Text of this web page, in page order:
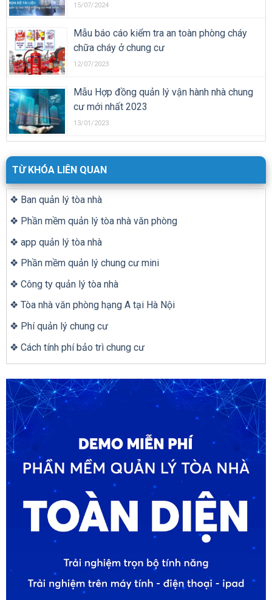
15/07/2024
Mẫu báo cáo kiểm tra an toàn phòng cháy
chữa cháy ở chung cư
12/07/2023
Mẫu Hợp đồng quản lý vận hành nhà chung
cư mới nhất 2023
13/01/2023
TỪ KHÓA LIÊN QUAN
❖ Ban quản lý tòa nhà
❖ Phần mềm quản lý tòa nhà văn phòng
❖ app quản lý tòa nhà
❖ Phần mềm quản lý chung cư mini
❖ Công ty quản lý tòa nhà
❖ Tòa nhà văn phòng hạng A tại Hà Nội
❖ Phí quản lý chung cư
❖ Cách tính phí bảo trì chung cư